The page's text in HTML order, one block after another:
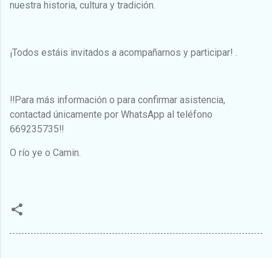
nuestra historia, cultura y tradición.
¡Todos estáis invitados a acompañarnos y participar! .
‼Para más información o para confirmar asistencia,
contactad únicamente por WhatsApp al teléfono
669235735‼
O río ye o Camin.